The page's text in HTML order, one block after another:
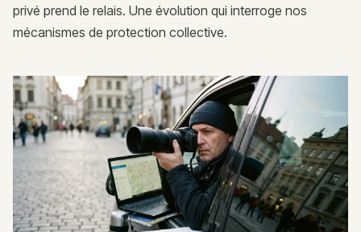
privé prend le relais. Une évolution qui interroge nos
mécanismes de protection collective.